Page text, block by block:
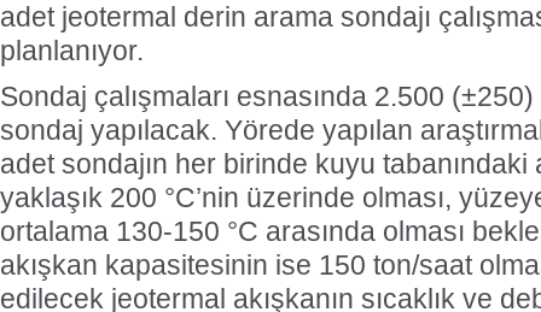
adet jeotermal derin arama sondajı
planlanıyor.
Sondaj çalışmaları esnasında 2.500
sondaj yapılacak. Yörede yapılan
adet sondajın her birinde kuyu tabanındaki
yaklaşık 200 °C’nin üzerinde olması, yüzeye
ortalama 130-150 °C arasında olması
akışkan kapasitesinin ise 150 ton/saat
edilecek jeotermal akışkanın sıcaklık ve